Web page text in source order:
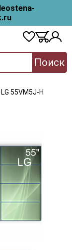
Поиск
LG 55VM5J-H